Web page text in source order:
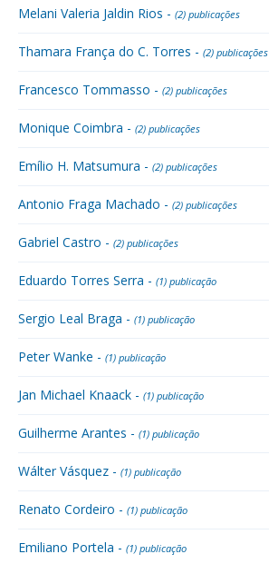
Melani Valeria Jaldin Rios - (2) publicações
Thamara França do C. Torres - (2) publicações
Francesco Tommasso - (2) publicações
Monique Coimbra - (2) publicações
Emílio H. Matsumura - (2) publicações
Antonio Fraga Machado - (2) publicações
Gabriel Castro - (2) publicações
Eduardo Torres Serra - (1) publicação
Sergio Leal Braga - (1) publicação
Peter Wanke - (1) publicação
Jan Michael Knaack - (1) publicação
Guilherme Arantes - (1) publicação
Wálter Vásquez - (1) publicação
Renato Cordeiro - (1) publicação
Emiliano Portela - (1) publicação